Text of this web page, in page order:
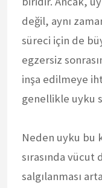
değil, aynı
süreci için de
egzersiz
inşa edilmeye
genellikle uyku
Neden uyku bu
sırasında
salgılanması